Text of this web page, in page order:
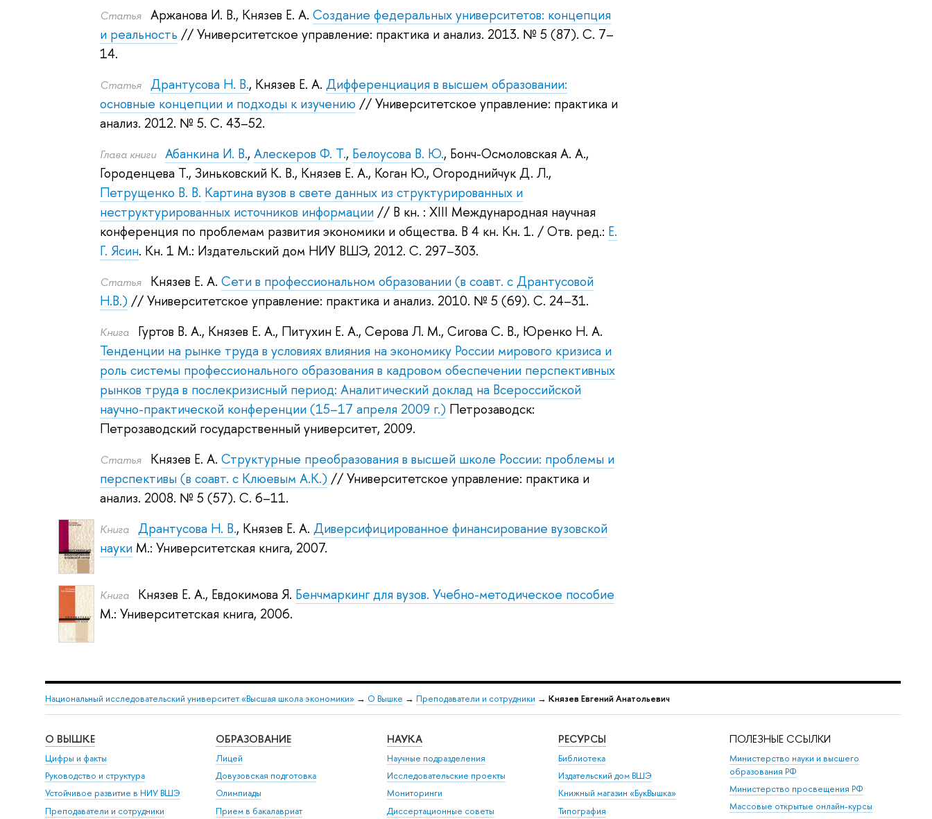
Статья Аржанова И. В., Князев Е. А. Создание федеральных университетов: концепция
и реальность // Университетское управление: практика и анализ. 2013. № 5 (87). С. 7–
14.
Статья Дрантусова Н. В., Князев Е. А. Дифференциация в высшем образовании:
основные концепции и подходы к изучению // Университетское управление: практика и
анализ. 2012. № 5. С. 43–52.
Глава книги Абанкина И. В.,Алескеров Ф. Т., Белоусова В. Ю., Бонч-Осмоловская А. А.,
Городенцева Т., Зиньковский К. В., Князев Е. А., Коган Ю.,Огороднийчук Д. Л.,
Петрущенко В. В. Картина вузов в свете данных из структурированных и
неструктурированных источников информации // В кн. : XIII Международная научная
конференция по проблемам развития экономики и общества. В 4 кн. Кн. 1. / Отв. ред.: Е.
Г. Ясин. Кн. 1 М.: Издательский дом НИУ ВШЭ, 2012.С. 297–303.
Статья Князев Е. А. Сети в профессиональном образовании (в соавт. с Дрантусовой
Н.В.) // Университетское управление: практика и анализ. 2010. № 5 (69). С. 24–31.
Книга Гуртов В. А., Князев Е. А., Питухин Е. А.,Серова Л. М.,Сигова С. В., Юренко Н. А.
Тенденции на рынке труда в условиях влияния на экономику России мирового кризиса и
роль системы профессионального образования в кадровом обеспечении перспективных
рынков труда в послекризисный период: Аналитический доклад на Всероссийской
научно-практической конференции (15–17 апреля 2009 г.) Петрозаводск:
Петрозаводский государственный университет, 2009.
Статья Князев Е. А. Структурные преобразования в высшей школе России: проблемы и
перспективы (в соавт. с Клюевым А.К.) // Университетское управление: практика и
анализ. 2008. № 5 (57). С. 6–11.
Книга Дрантусова Н. В., Князев Е. А. Диверсифицированное финансирование вузовской
науки М.: Университетская книга, 2007.
Книга Князев Е. А., Евдокимова Я. Бенчмаркинг для вузов. Учебно-методическое пособие
М.: Университетская книга, 2006.
Национальный исследовательский университет «Высшая школа экономики» → О Вышке → Преподаватели и сотрудники → Князев Евгений Анатольевич
О ВЫШКЕ
Цифры и факты
Руководство и структура
Устойчивое развитие в НИУ ВШЭ
Преподаватели и сотрудники
ОБРАЗОВАНИЕ
Лицей
Довузовская подготовка
Олимпиады
Прием в бакалавриат
НАУКА
Научные подразделения
Исследовательские проекты
Мониторинги
Диссертационные советы
РЕСУРСЫ
Библиотека
Издательский дом ВШЭ
Книжный магазин «БукВышка»
Типография
ПОЛЕЗНЫЕ ССЫЛКИ
Министерство науки и высшего
образования РФ
Министерство просвещения РФ
Массовые открытые онлайн-курсы